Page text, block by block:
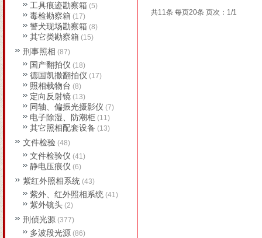
共11条 每页20条 页次：1/1
工具痕迹勘察箱 (5)
毒检勘察箱 (17)
警犬现场勘察箱 (8)
其它类勘察箱 (15)
刑事照相 (87)
国产翻拍仪 (18)
德国凯撒翻拍仪 (17)
照相载物台 (8)
定向反射镜 (13)
同轴、偏振光摄影仪 (7)
电子除湿、防潮柜 (11)
其它照相配套设备 (13)
文件检验 (48)
文件检验仪 (41)
静电压痕仪 (6)
紫红外照相系统 (43)
紫外、红外照相系统 (41)
紫外镜头 (2)
刑侦光源 (377)
多波段光源 (86)